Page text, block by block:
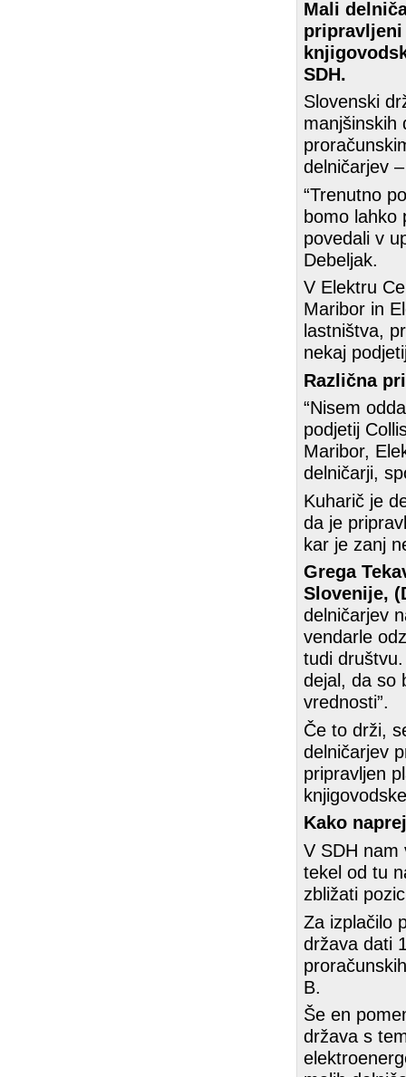
Mali
pripravljeni
SDH.
Slovenski
manjšinskih
delničarjev
“Trenutno
bomo lahko
povedali v
Debeljak.
V Elektru
Maribor in
lastništva,
nekaj
Različna
“Nisem
podjetij
Maribor,
delničarji,
Kuharič je
da je
kar je zanj
Grega
Slovenije,
delničarjev
vendarle
tudi
dejal, da so
vrednosti”.
Če to drži,
delničarjev
pripravljen
Kako
V SDH nam
tekel od tu
zbližati
Za izplačilo
država dati
B.
Še en
država s